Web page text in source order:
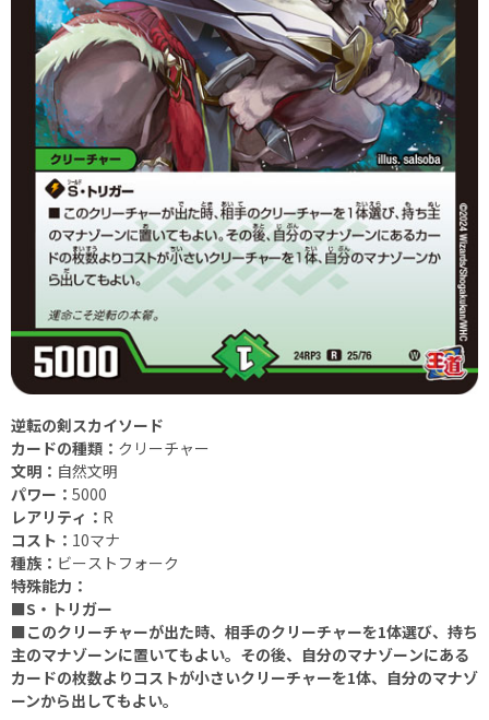
逆転の剣スカイソード
カードの種類： クリーチャー
文明： 自然文明
パワー： 5000
レアリティ： R
コスト： 10マナ
種族： ビーストフォーク
特殊能力：
■S・トリガー
■このクリーチャーが出た時、相手のクリーチャーを1体選び、持ち
主のマナゾーンに置いてもよい。その後、自分のマナゾーンにある
カードの枚数よりコストが小さいクリーチャーを1体、自分のマナゾ
ーンから出してもよい。